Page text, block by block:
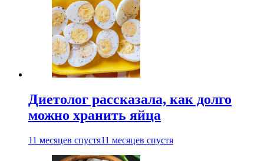
Диетолог рассказала, как долго
можно хранить яйца
11 месяцев спустя11 месяцев спустя